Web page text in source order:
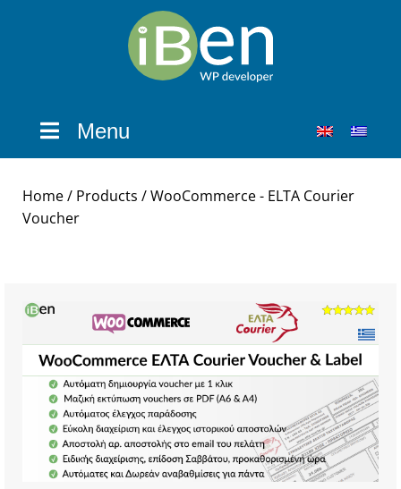
Menu
Home/ Products / WooCommerce - ELTA Courier
Voucher